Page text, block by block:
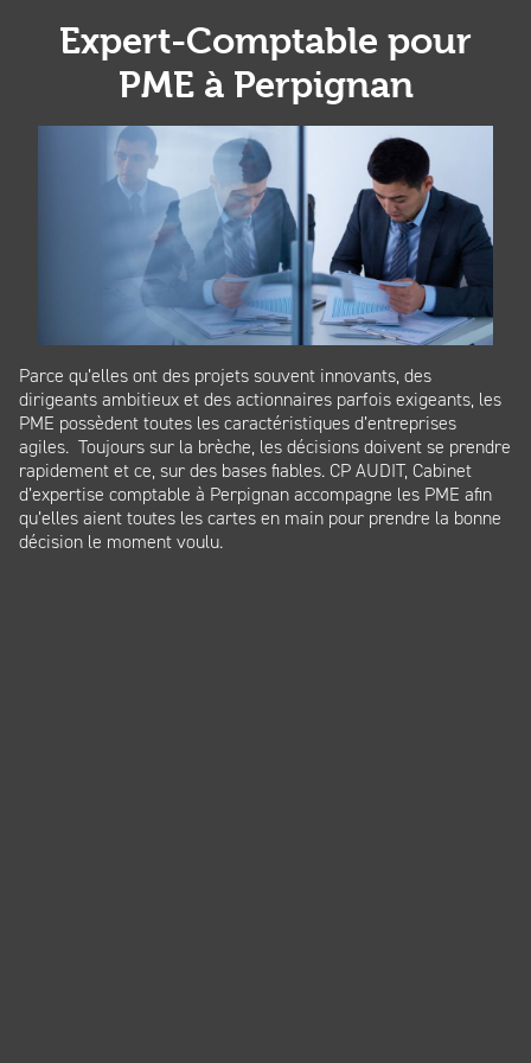
Expert-Comptable pour
PME à Perpignan
Parce qu’elles ont des projets souvent innovants, des
dirigeants ambitieux et des actionnaires parfois exigeants, les
PME possèdent toutes les caractéristiques d’entreprises
agiles. Toujours sur la brèche, les décisions doivent se prendre
rapidement et ce, sur des bases fiables. CP AUDIT, Cabinet
d’expertise comptable à Perpignan accompagne les PME afin
qu’elles aient toutes les cartes en main pour prendre la bonne
décision le moment voulu.